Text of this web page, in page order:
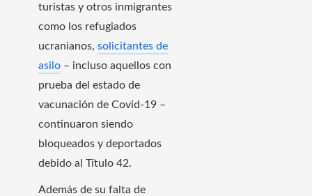
turistas y otros inmigrantes
como los refugiados
ucranianos, solicitantes de
asilo – incluso aquellos con
prueba del estado de
vacunación de Covid-19 –
continuaron siendo
bloqueados y deportados
debido al Título 42.
Además de su falta de